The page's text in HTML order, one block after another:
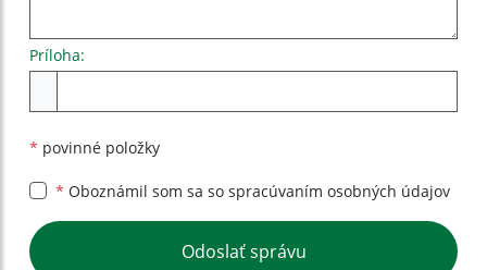
Príloha:
* povinné položky
* Oboznámil som sa so spracúvaním osobných údajov
Google reCaptcha Response
Odoslať správu